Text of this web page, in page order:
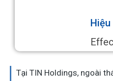
Hiệu
Tại TIN Holdings, ngoài